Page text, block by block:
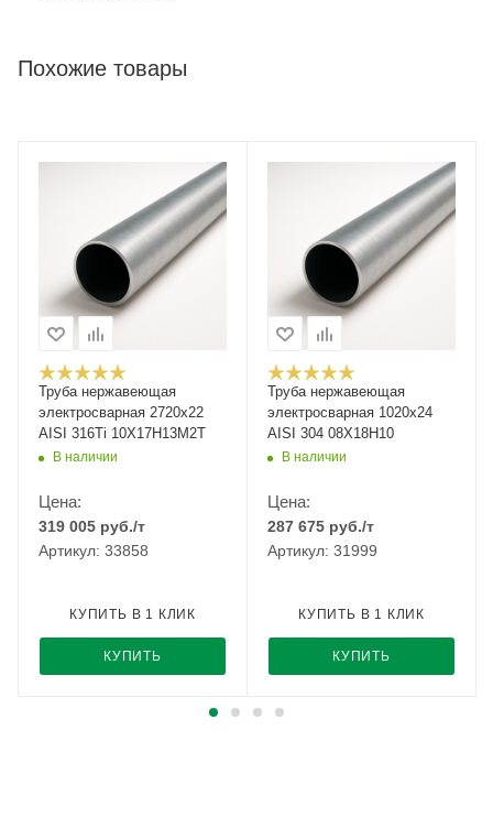
Похожие товары
Труба нержавеющая
электросварная 2720х22
AISI 316Ti 10Х17Н13М2Т
В наличии
Цена:
319 005 руб./т
Артикул: 33858
КУПИТЬ
КУПИТЬ В 1 КЛИК
Труба нержавеющая
электросварная 1020х24
AISI 304 08Х18Н10
В наличии
Цена:
287 675 руб./т
Артикул: 31999
КУПИТЬ
КУПИТЬ В 1 КЛИК